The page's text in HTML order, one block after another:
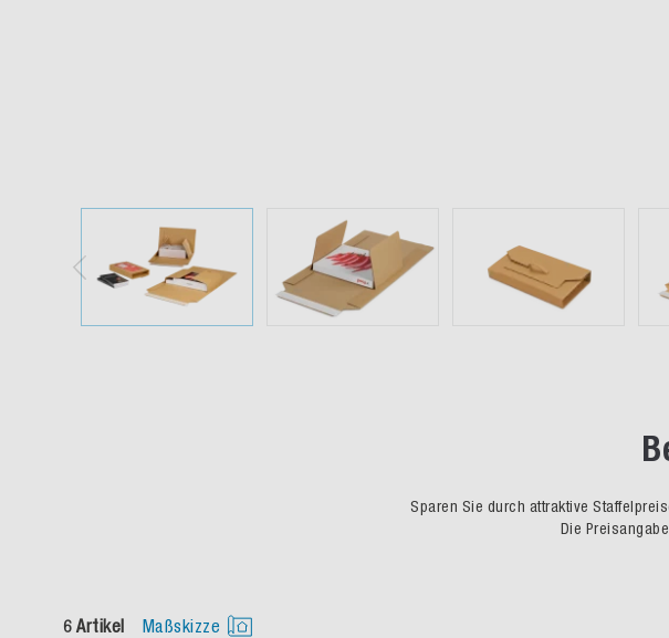
Sparen Sie durch attraktive
Die
6 Artikel Maßskizze